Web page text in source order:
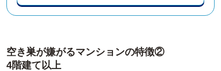
空き巣が嫌がるマンションの特徴②
4階建て以上